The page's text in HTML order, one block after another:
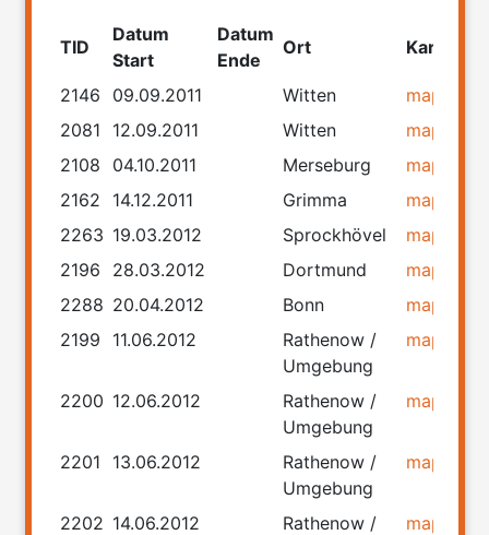
TID
Datum
Start
Datum
Ende
Ort Karte
2146 09.09.2011 Witten map
2081
12.09.2011 Witten map
2108
04.10.2011 Merseburg map
2162
14.12.2011 Grimma map
2263 19.03.2012 Sprockhövel map
2196
28.03.2012 Dortmund map
2288 20.04.2012 Bonn map
2199
11.06.2012
Rathenow /
Umgebung
map
2200 12.06.2012
Rathenow /
Umgebung
map
2201 13.06.2012
Rathenow /
Umgebung
map
2202 14.06.2012
Rathenow /
map